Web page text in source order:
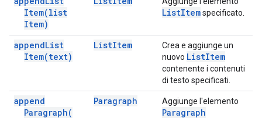
Item(list
Item)
ListItemspecificato.
appendList
Item(text)
ListItem
Crea e aggiunge un
nuovo ListItem
contenente i contenuti
di testo specificati.
append
Paragraph(
Paragraph Aggiunge l'elemento
Paragraph